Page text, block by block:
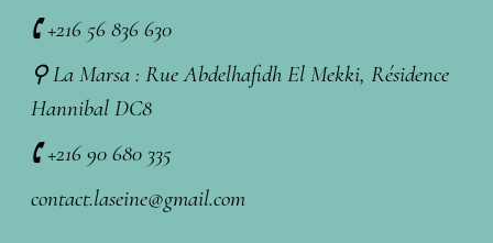
🕻 +216 56 836 630
⚲ La Marsa : Rue Abdelhafidh El Mekki, Résidence
Hannibal DC8
🕻 +216 90 680 335
contact.laseine@gmail.com